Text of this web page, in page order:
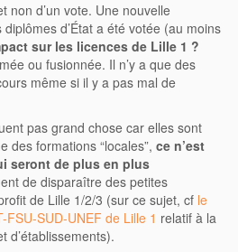
non d’un vote. Une nouvelle
d’État a été votée (au moins
sur les licences de Lille 1 ?
ou fusionnée. Il n’y a que des
même si il y a pas mal de
pas grand chose car elles sont
des formations “locales”, ce n’est
seront de plus en plus
de disparaître des petites
de Lille 1/2/3 (sur ce sujet, cf le
FSU-SUD-UNEF de Lille 1 relatif à la
d’établissements).